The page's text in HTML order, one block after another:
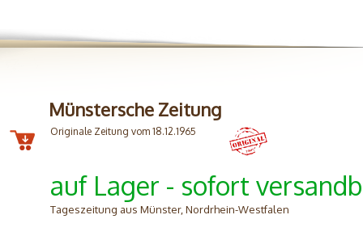
Münstersche Zeitung
Originale Zeitung vom 18.12.1965
auf Lager - sofort
Tageszeitung aus Münster, Nordrhein-Westfalen